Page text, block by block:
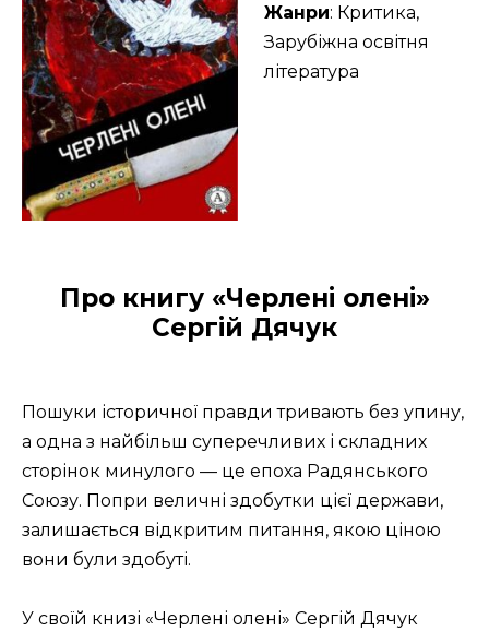
Жанри: Критика,
Зарубіжна освітня
література
Про книгу «Черлені олені»
Сергій Дячук
Пошуки історичної правди тривають без упину,
а одна з найбільш суперечливих і складних
сторінок минулого — це епоха Радянського
Союзу. Попри величні здобутки цієї держави,
залишається відкритим питання, якою ціною
вони були здобуті.
У своїй книзі «Черлені олені» Сергій Дячук